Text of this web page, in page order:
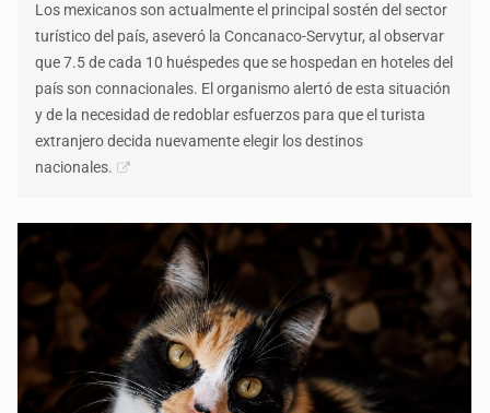
Los mexicanos son actualmente el principal sostén del sector
turístico del país, aseveró la Concanaco-Servytur, al observar
que 7.5 de cada 10 huéspedes que se hospedan en hoteles del
país son connacionales. El organismo alertó de esta situación
y de la necesidad de redoblar esfuerzos para que el turista
extranjero decida nuevamente elegir los destinos
nacionales.